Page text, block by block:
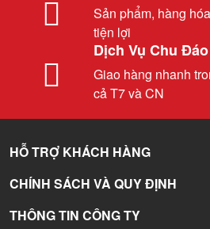
Sản phẩm, hàng
tiện lợi
Dịch Vụ Chu Đáo
Giao hàng nhanh
cả T7 và CN
HỖ TRỢ KHÁCH HÀNG
CHÍNH SÁCH VÀ QUY ĐỊNH
THÔNG TIN CÔNG TY